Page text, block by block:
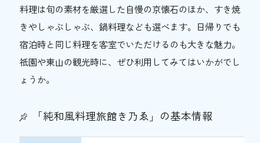
料理は旬の素材を厳選した自慢の京懐石のほか、すき焼
きやしゃぶしゃぶ、鍋料理なども選べます。日帰りでも
宿泊時と同じ料理を客室でいただけるのも大きな魅力。
祇園や東山の観光時に、ぜひ利用してみてはいかがでし
ょうか。
「純和風料理旅館き乃ゑ」の基本情報